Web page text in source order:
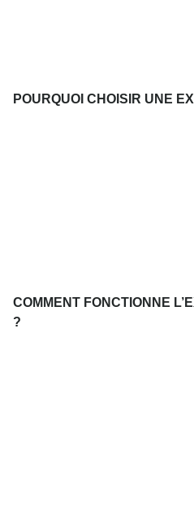
POURQUOI CHOISIR UNE
COMMENT FONCTIONNE
?